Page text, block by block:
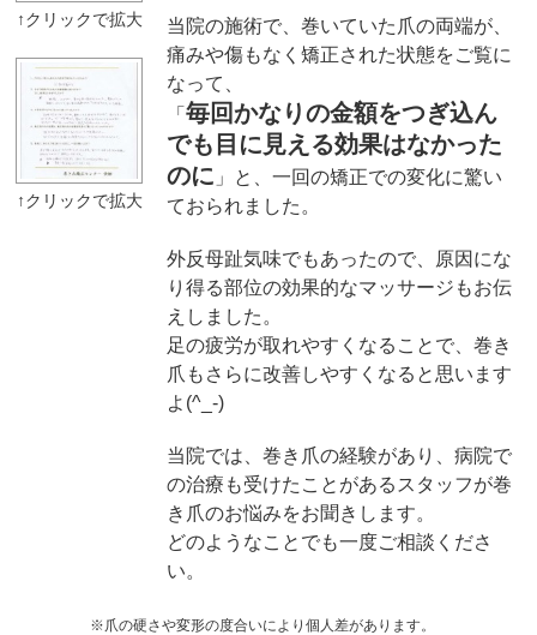
当院の施術で、巻いていた爪の両端が、
痛みや傷もなく矯正された状態をご覧に
なって、
「 毎回かなりの金額をつぎ込ん
でも目に見える効果はなかった
のに 」と、一回の矯正での変化に驚い
ておられました。
外反母趾気味でもあったので、原因にな
り得る部位の効果的なマッサージもお伝
えしました。
足の疲労が取れやすくなることで、巻き
爪もさらに改善しやすくなると思います
よ(^_-)
当院では、巻き爪の経験があり、病院で
の治療も受けたことがあるスタッフが巻
き爪のお悩みをお聞きします。
どのようなことでも一度ご相談くださ
い。
※爪の硬さや変形の度合いにより個人差があります。